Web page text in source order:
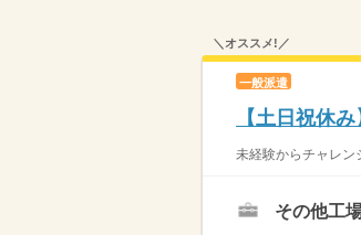
＼オススメ!／
一般派遣
【土日祝休
未経験からチャレ
その他工